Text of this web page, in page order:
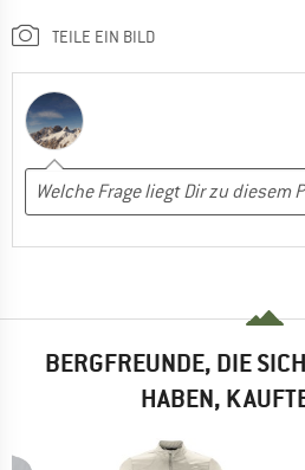
TEILE EIN BILD
BERGFREUNDE, DIE
HABEN,